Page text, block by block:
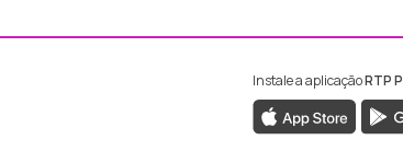
ao Facebook da RTP Madeira
ao Instagram da RTP
Instale a aplicaçãoRTP